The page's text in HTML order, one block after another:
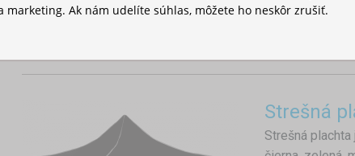
Strešná
Strešná
marketing. Ak nám udelíte súhlas, môžete ho neskôr zrušiť.